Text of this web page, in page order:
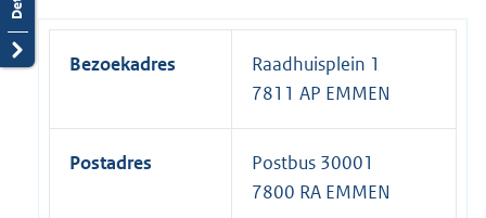
Bezoekadres
Raadhuisplein 1
7811 AP EMMEN
Postadres
Postbus 30001
7800 RA EMMEN